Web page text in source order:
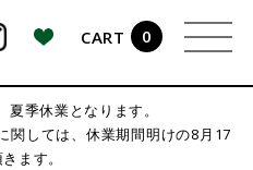
CART
0
季休業となります。
関しては、休業期間明けの8月17
ます。